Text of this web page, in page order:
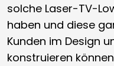
solche Laser-TV-
haben und diese
Kunden im Design
konstruieren